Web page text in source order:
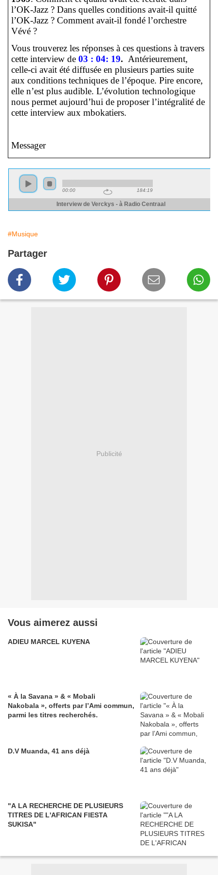
l’OK-Jazz ? Dans quelles conditions avait-il quitté
l’OK-Jazz ? Comment avait-il fondé l’orchestre
Vévé ?
Vous trouverez les réponses à ces questions à travers
cette interview de 03 : 04: 19. Antérieurement,
celle-ci avait été diffusée en plusieurs parties suite
aux conditions techniques de l’époque. Pire encore,
elle n’est plus audible. L’évolution technologique
nous permet aujourd’hui de proposer l’intégralité de
cette interview aux mbokatiers.
Messager
#Musique
Partager
Publicité
Vous aimerez aussi
ADIEU MARCEL KUYENA
« À la Savana » & « Mobali
Nakobala », offerts par l’Ami commun,
parmi les titres recherchés.
D.V Muanda, 41 ans déjà
"A LA RECHERCHE DE PLUSIEURS
TITRES DE L'AFRICAN FIESTA
SUKISA"